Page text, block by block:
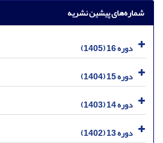
شماره‌های پیشین نشریه
دوره 16 (1405)
دوره 15 (1404)
دوره 14 (1403)
دوره 13 (1402)